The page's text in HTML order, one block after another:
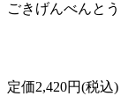
ごきげんべんと
定価2,420円(税込)